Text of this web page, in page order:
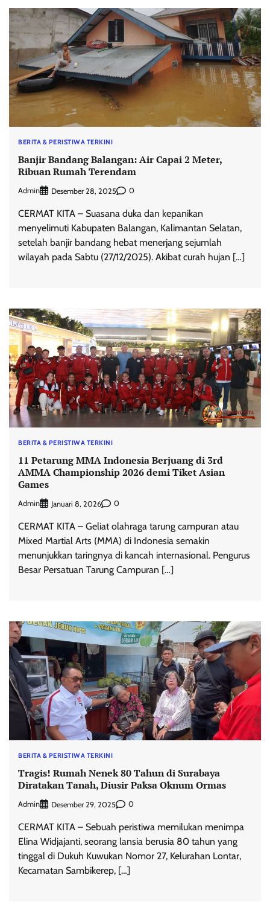
BERITA & PERISTIWA TERKINI
Banjir Bandang Balangan: Air Capai 2 Meter,
Ribuan Rumah Terendam
Admin Desember 28, 2025 0
CERMAT KITA – Suasana duka dan kepanikan
menyelimuti Kabupaten Balangan, Kalimantan Selatan,
setelah banjir bandang hebat menerjang sejumlah
wilayah pada Sabtu (27/12/2025). Akibat curah hujan […]
BERITA & PERISTIWA TERKINI
11 Petarung MMA Indonesia Berjuang di 3rd
AMMA Championship 2026 demi Tiket Asian
Games
Admin Januari 8, 2026 0
CERMAT KITA – Geliat olahraga tarung campuran atau
Mixed Martial Arts (MMA) di Indonesia semakin
menunjukkan taringnya di kancah internasional. Pengurus
Besar Persatuan Tarung Campuran […]
BERITA & PERISTIWA TERKINI
Tragis! Rumah Nenek 80 Tahun di Surabaya
Diratakan Tanah, Diusir Paksa Oknum Ormas
Admin Desember 29, 2025 0
CERMAT KITA – Sebuah peristiwa memilukan menimpa
Elina Widjajanti, seorang lansia berusia 80 tahun yang
tinggal di Dukuh Kuwukan Nomor 27, Kelurahan Lontar,
Kecamatan Sambikerep, […]